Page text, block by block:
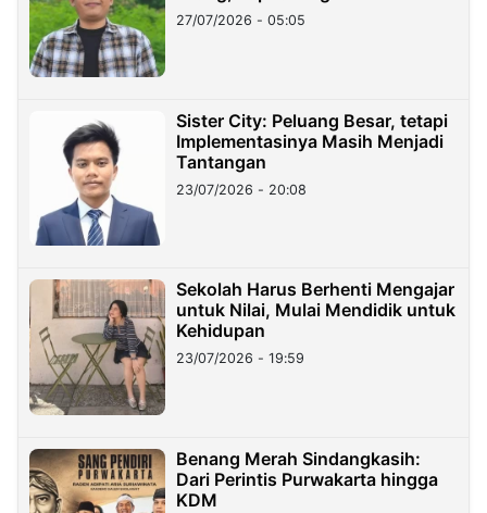
27/07/2026 - 05:05
Sister City: Peluang Besar, tetapi
Implementasinya Masih Menjadi
Tantangan
23/07/2026 - 20:08
Sekolah Harus Berhenti Mengajar
untuk Nilai, Mulai Mendidik untuk
Kehidupan
23/07/2026 - 19:59
Benang Merah Sindangkasih:
Dari Perintis Purwakarta hingga
KDM